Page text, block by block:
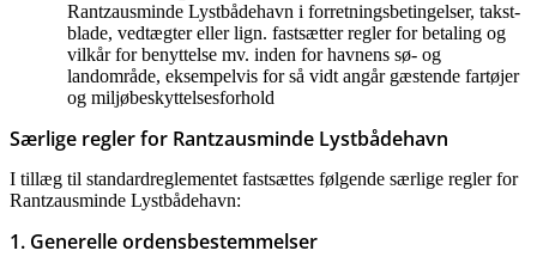
Rantzausminde Lystbådehavn i forretningsbetingelser, takst-
blade, vedtægter eller lign. fastsætter regler for betaling og
vilkår for benyttelse mv. inden for havnens sø- og
landområde, eksempelvis for så vidt angår gæstende fartøjer
og miljøbeskyttelsesforhold
Særlige regler for Rantzausminde Lystbådehavn
I tillæg til standardreglementet fastsættes følgende særlige regler for
Rantzausminde Lystbådehavn:
1. Generelle ordensbestemmelser